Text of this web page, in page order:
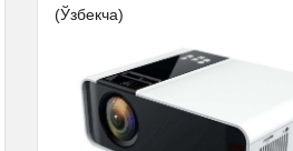
(Ўзбекча)